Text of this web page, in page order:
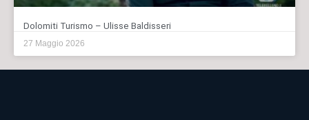
Dolomiti Turismo – Ulisse Baldisseri
27 Maggio 2026